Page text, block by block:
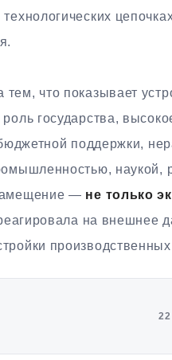
что показывает
государства,
поддержки,
наукой,
— не только
на внешнее
производственных